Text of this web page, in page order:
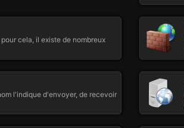
cela, il existe de nombreux
l'indique d'envoyer, de recevoir